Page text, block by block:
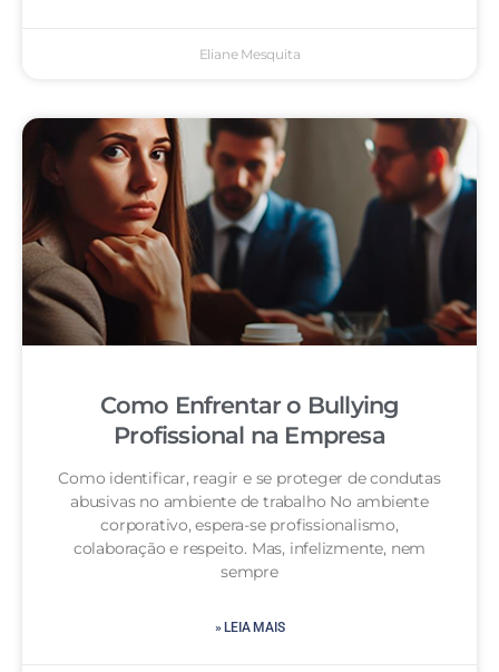
Eliane Mesquita
Como Enfrentar o Bullying
Profissional na Empresa
Como identificar, reagir e se proteger de condutas
abusivas no ambiente de trabalho No ambiente
corporativo, espera-se profissionalismo,
colaboração e respeito. Mas, infelizmente, nem
sempre
» LEIA MAIS